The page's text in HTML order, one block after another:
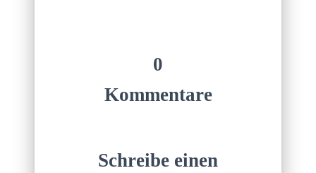
0
Kommentare
Schreibe einen